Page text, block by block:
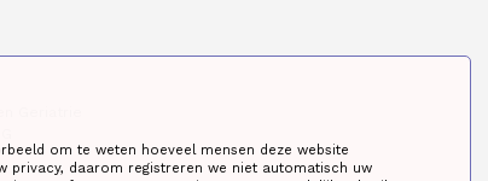
Geriatrie
om te weten hoeveel mensen deze website
privacy, daarom registreren we niet automatisch uw